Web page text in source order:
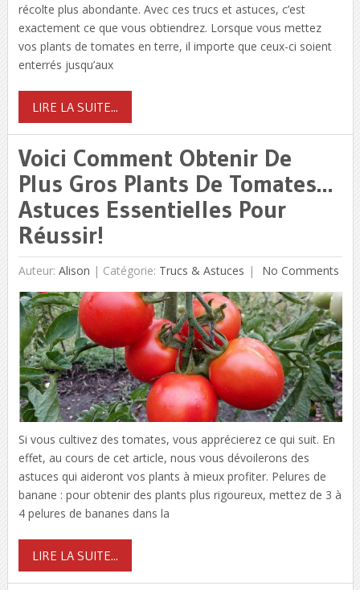
récolte plus abondante. Avec ces trucs et astuces, c’est
exactement ce que vous obtiendrez. Lorsque vous mettez
vos plants de tomates en terre, il importe que ceux-ci soient
enterrés jusqu’aux
LIRE LA SUITE...
Voici Comment Obtenir De
Plus Gros Plants De Tomates…
Astuces Essentielles Pour
Réussir!
Auteur: Alison | Catégorie: Trucs & Astuces No Comments
Si vous cultivez des tomates, vous apprécierez ce qui suit. En
effet, au cours de cet article, nous vous dévoilerons des
astuces qui aideront vos plants à mieux profiter. Pelures de
banane : pour obtenir des plants plus rigoureux, mettez de 3 à
4 pelures de bananes dans la
LIRE LA SUITE...